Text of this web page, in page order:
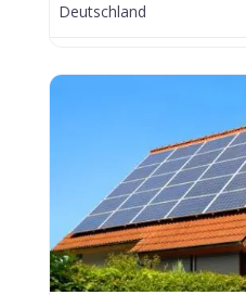
Deutschland